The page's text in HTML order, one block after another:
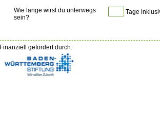
Wie lange wirst du unterwegs
sein?
Tage
Finanziell gefördert durch: